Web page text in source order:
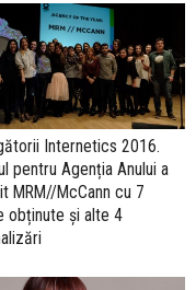
Internetics 2016.
pentru Agenția Anului a
MRM//McCann cu 7
obținute și alte 4